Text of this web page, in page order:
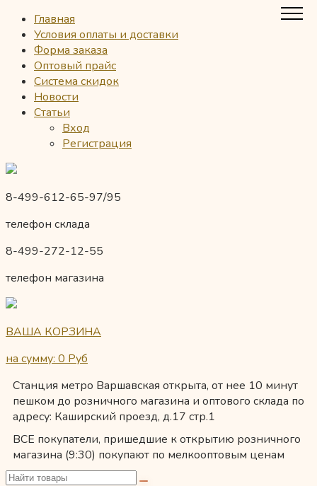
Главная
Условия оплаты и доставки
Форма заказа
Оптовый прайс
Система скидок
Новости
Статьи
Вход
Регистрация
8-499-612-65-97/95
телефон склада
8-499-272-12-55
телефон магазина
ВАША КОРЗИНА
на сумму: 0 Руб
Станция метро Варшавская открыта, от нее 10 минут
пешком до розничного магазина и оптового склада по
адресу: Каширский проезд, д.17 стр.1
ВСЕ покупатели, пришедшие к открытию розничного
магазина (9:30) покупают по мелкооптовым ценам